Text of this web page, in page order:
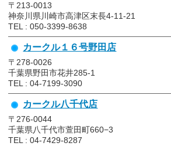
〒213-0013
神奈川県川崎市高津区末長4-11-21
TEL : 050-3399-8638
カークル１６号野田店
〒278-0026
千葉県野田市花井285-1
TEL : 04-7199-3090
カークル八千代店
〒276-0044
千葉県八千代市萱田町660−3
TEL : 04-7429-8287